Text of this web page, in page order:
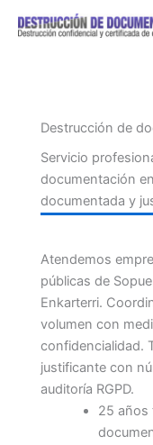
Destrucción de
Servicio
documentación
documentada y
Atendemos
públicas de
Enkarterri.
volumen con
confidencialidad.
justificante con
auditoría RGPD.
25 años